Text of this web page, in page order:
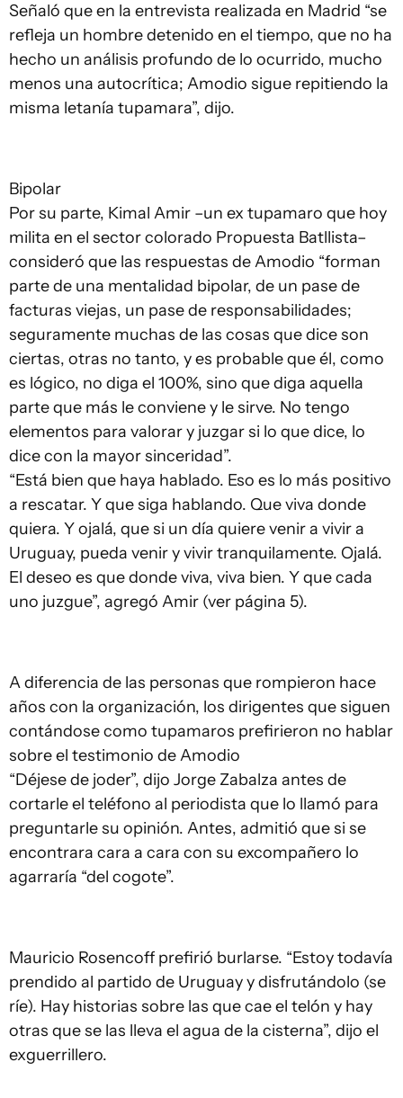
Señaló que en la entrevista realizada en Madrid “se
refleja un hombre detenido en el tiempo, que no ha
hecho un análisis profundo de lo ocurrido, mucho
menos una autocrítica; Amodio sigue repitiendo la
misma letanía tupamara”, dijo.
Bipolar
Por su parte, Kimal Amir –un ex tupamaro que hoy
milita en el sector colorado Propuesta Batllista–
consideró que las respuestas de Amodio “forman
parte de una mentalidad bipolar, de un pase de
facturas viejas, un pase de responsabilidades;
seguramente muchas de las cosas que dice son
ciertas, otras no tanto, y es probable que él, como
es lógico, no diga el 100%, sino que diga aquella
parte que más le conviene y le sirve. No tengo
elementos para valorar y juzgar si lo que dice, lo
dice con la mayor sinceridad”.
“Está bien que haya hablado. Eso es lo más positivo
a rescatar. Y que siga hablando. Que viva donde
quiera. Y ojalá, que si un día quiere venir a vivir a
Uruguay, pueda venir y vivir tranquilamente. Ojalá.
El deseo es que donde viva, viva bien. Y que cada
uno juzgue”, agregó Amir (ver página 5).
A diferencia de las personas que rompieron hace
años con la organización, los dirigentes que siguen
contándose como tupamaros prefirieron no hablar
sobre el testimonio de Amodio
“Déjese de joder”, dijo Jorge Zabalza antes de
cortarle el teléfono al periodista que lo llamó para
preguntarle su opinión. Antes, admitió que si se
encontrara cara a cara con su excompañero lo
agarraría “del cogote”.
Mauricio Rosencoff prefirió burlarse. “Estoy todavía
prendido al partido de Uruguay y disfrutándolo (se
ríe). Hay historias sobre las que cae el telón y hay
otras que se las lleva el agua de la cisterna”, dijo el
exguerrillero.